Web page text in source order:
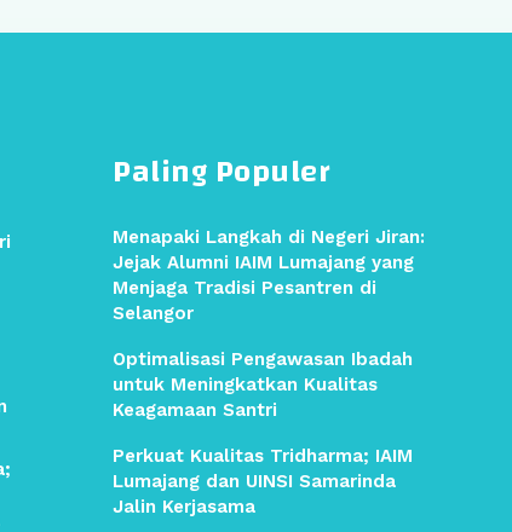
Paling Populer
Menapaki Langkah di Negeri Jiran:
Jejak Alumni IAIM Lumajang yang
Menjaga Tradisi Pesantren di
Selangor
Optimalisasi Pengawasan Ibadah
untuk Meningkatkan Kualitas
Keagamaan Santri
Perkuat Kualitas Tridharma; IAIM
Lumajang dan UINSI Samarinda
Jalin Kerjasama